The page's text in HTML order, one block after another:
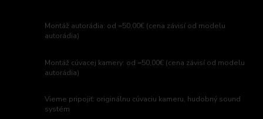
Montáž autorádia: od =50,00€ (cena závisí od modelu
autorádia)
Montáž cúvacej kamery: od =50,00€ (cena závisí od modelu
autorádia)
Vieme pripojiť: originálnu cúvaciu kameru, hudobný sound
systém